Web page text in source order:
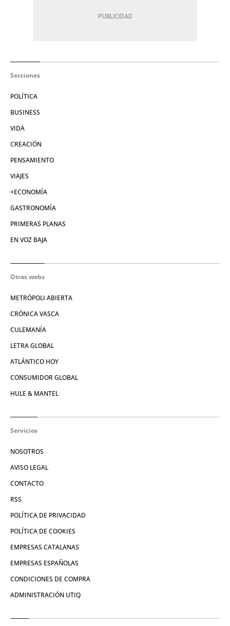
Secciones
POLÍTICA
BUSINESS
VIDA
CREACIÓN
PENSAMIENTO
VIAJES
+ECONOMÍA
GASTRONOMÍA
PRIMERAS PLANAS
EN VOZ BAJA
Otras webs
METRÓPOLI ABIERTA
CRÓNICA VASCA
CULEMANÍA
LETRA GLOBAL
ATLÁNTICO HOY
CONSUMIDOR GLOBAL
HULE & MANTEL
Servicios
NOSOTROS
AVISO LEGAL
CONTACTO
RSS
POLÍTICA DE PRIVACIDAD
POLÍTICA DE COOKIES
EMPRESAS CATALANAS
EMPRESAS ESPAÑOLAS
CONDICIONES DE COMPRA
ADMINISTRACIÓN UTIQ